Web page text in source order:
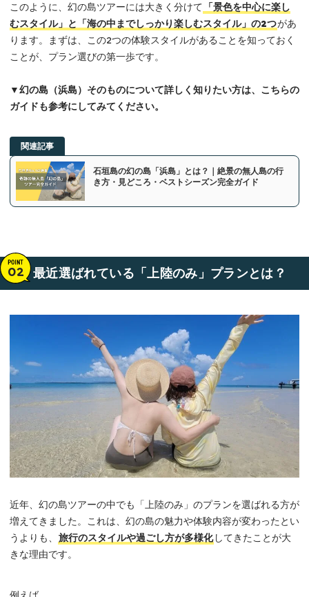
このように、幻の島ツアーには大きく分けて 「景色を中心に楽し
むスタイル」と「海の中までしっかり楽しむスタイル」 の2つがあ
ります。まずは、この2つの体験スタイルがあることを知っておく
ことが、プラン選びの第一歩です。
▼幻の島（浜島）そのものについて詳しく知りたい方は、こちらの
ガイドも参考にしてみてください。
関連記事
石垣島の幻の島「浜島」とは？｜絶景の無人島の行
き方・見どころ・ベストシーズン完全ガイド
最近選ばれている「上陸のみ」プランとは？
近年、幻の島ツアーの中でも「上陸のみ」のプランを選ばれる方が
増えてきました。これは、幻の島の魅力や体験内容が変わったとい
うよりも、 旅行のスタイルや過ごし方が多様化 してきたことが大
きな理由です。